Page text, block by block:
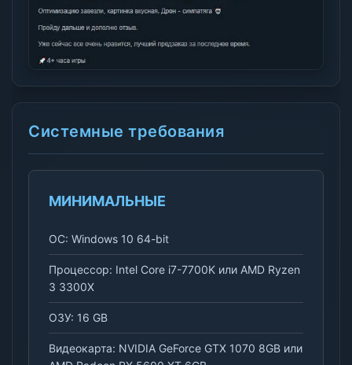
Системные требования
МИНИМАЛЬНЫЕ
ОС: Windows 10 64-bit
Процессор: Intel Core i7-7700K или AMD Ryzen
3 3300X
ОЗУ: 16 GB
Видеокарта: NVIDIA GeForce GTX 1070 8GB или